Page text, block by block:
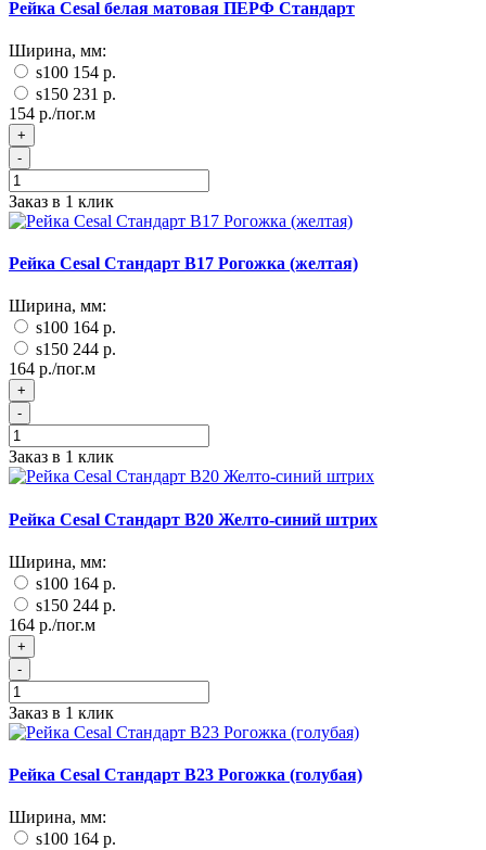
Рейка Cesal белая матовая ПЕРФ Стандарт
Ширина, мм:
s100 154 р.
s150 231 р.
154 р./пог.м
+
-
Заказ в 1 клик
Рейка Cesal Стандарт B17 Рогожка (желтая)
Ширина, мм:
s100 164 р.
s150 244 р.
164 р./пог.м
+
-
Заказ в 1 клик
Рейка Cesal Стандарт B20 Желто-синий штрих
Ширина, мм:
s100 164 р.
s150 244 р.
164 р./пог.м
+
-
Заказ в 1 клик
Рейка Cesal Стандарт B23 Рогожка (голубая)
Ширина, мм:
s100 164 р.